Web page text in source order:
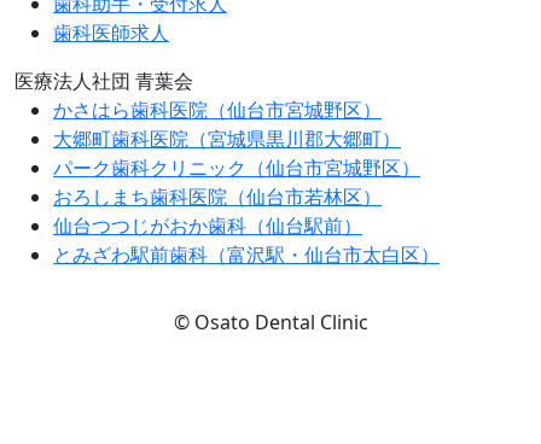
歯科医師求人
医療法人社団 青葉会
かさはら歯科医院（仙台市宮城野区）
大郷町歯科医院（宮城県黒川郡大郷町）
パーク歯科クリニック（仙台市宮城野区）
おろしまち歯科医院（仙台市若林区）
仙台つつじがおか歯科（仙台駅前）
とみざわ駅前歯科（富沢駅・仙台市太白区）
© Osato Dental Clinic